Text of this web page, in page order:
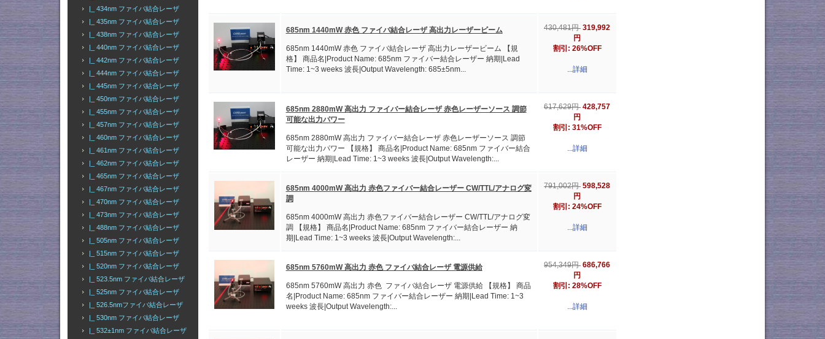
|_ 434nm ファイバ結合レーザ
|_ 435nm ファイバ結合レーザ
|_ 438nm ファイバ結合レーザ
|_ 440nm ファイバ結合レーザ
|_ 442nm ファイバ結合レーザ
|_ 444nm ファイバ結合レーザ
|_ 445nm ファイバ結合レーザ
|_ 450nm ファイバ結合レーザ
|_ 455nm ファイバ結合レーザ
|_ 457nm ファイバ結合レーザ
|_ 460nm ファイバ結合レーザ
|_ 461nm ファイバ結合レーザ
|_ 462nm ファイバ結合レーザ
|_ 465nm ファイバ結合レーザ
|_ 467nm ファイバ結合レーザ
|_ 470nm ファイバ結合レーザ
|_ 473nm ファイバ結合レーザ
|_ 488nm ファイバ結合レーザ
|_ 505nm ファイバ結合レーザ
|_ 515nm ファイバ結合レーザ
|_ 520nm ファイバ結合レーザ
|_ 523.5nm ファイバ結合レーザ
|_ 525nm ファイバ結合レーザ
|_ 526.5nmファイバ結合レーザ
|_ 530nm ファイバ結合レーザ
|_ 532±1nm ファイバ結合レーザ
685nm 1440mW 赤色 ファイバ結合レーザ 高出力レーザービーム
685nm 1440mW 赤色 ファイバ結合レーザ 高出力レーザービーム 【規
格】 商品名|Product Name: 685nm ファイバー結合レーザー 納期|Lead
Time: 1~3 weeks 波長|Output Wavelength: 685±5nm...
430,481円 319,992
円
割引: 26%OFF
...詳細
685nm 2880mW 高出力 ファイバー結合レーザ 赤色レーザーソース 調節
可能な出力パワー
685nm 2880mW 高出力 ファイバー結合レーザ 赤色レーザーソース 調節
可能な出力パワー 【規格】 商品名|Product Name: 685nm ファイバー結合
レーザー 納期|Lead Time: 1~3 weeks 波長|Output Wavelength:...
617,629円 428,757
円
割引: 31%OFF
...詳細
685nm 4000mW 高出力 赤色ファイバー結合レーザー CW/TTL/アナログ変
調
685nm 4000mW 高出力 赤色ファイバー結合レーザー CW/TTL/アナログ変
調 【規格】 商品名|Product Name: 685nm ファイバー結合レーザー 納
期|Lead Time: 1~3 weeks 波長|Output Wavelength:...
791,002円 598,528
円
割引: 24%OFF
...詳細
685nm 5760mW 高出力 赤色 ファイバ結合レーザ 電源供給
685nm 5760mW 高出力 赤色 ファイバ結合レーザ 電源供給 【規格】 商品
名|Product Name: 685nm ファイバー結合レーザー 納期|Lead Time: 1~3
weeks 波長|Output Wavelength:...
954,349円 686,766
円
割引: 28%OFF
...詳細